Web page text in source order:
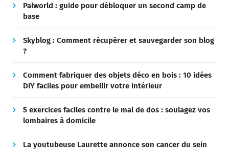
Palworld : guide pour débloquer un second camp de
base
Skyblog : Comment récupérer et sauvegarder son blog
?
Comment fabriquer des objets déco en bois : 10 idées
DIY faciles pour embellir votre intérieur
5 exercices faciles contre le mal de dos : soulagez vos
lombaires à domicile
La youtubeuse Laurette annonce son cancer du sein